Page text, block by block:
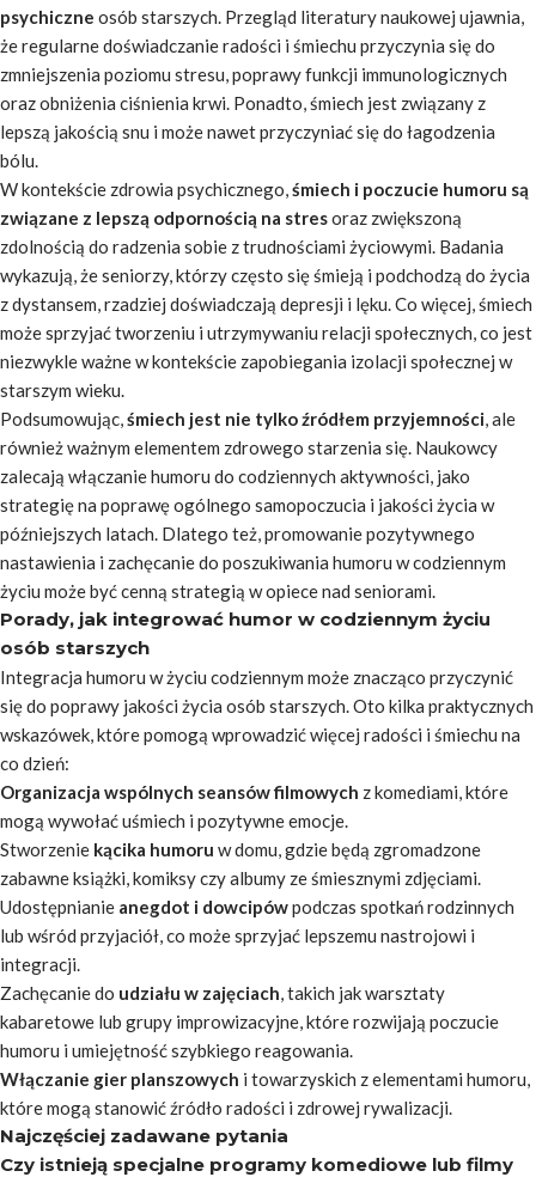
psychiczne osób starszych. Przegląd literatury naukowej ujawnia,
że regularne doświadczanie radości i śmiechu przyczynia się do
zmniejszenia poziomu stresu, poprawy funkcji immunologicznych
oraz obniżenia ciśnienia krwi. Ponadto, śmiech jest związany z
lepszą jakością snu i może nawet przyczyniać się do łagodzenia
bólu.
W kontekście zdrowia psychicznego,śmiech i poczucie humoru są
związane z lepszą odpornością na stresoraz zwiększoną
zdolnością do radzenia sobie z trudnościami życiowymi. Badania
wykazują, że seniorzy, którzy często się śmieją i podchodzą do życia
z dystansem, rzadziej doświadczają depresji i lęku. Co więcej, śmiech
może sprzyjać tworzeniu i utrzymywaniu relacji społecznych, co jest
niezwykle ważne w kontekście zapobiegania izolacji społecznej w
starszym wieku.
Podsumowując,śmiech jest nie tylko źródłem przyjemności, ale
również ważnym elementem zdrowego starzenia się. Naukowcy
zalecają włączanie humoru do codziennych aktywności, jako
strategię na poprawę ogólnego samopoczucia i jakości życia w
późniejszych latach. Dlatego też, promowanie pozytywnego
nastawienia i zachęcanie do poszukiwania humoru w codziennym
życiu może być cenną strategią w opiece nad seniorami.
Porady, jak integrować humor w codziennym życiu
osób starszych
Integracja humoru w życiu codziennym może znacząco przyczynić
się do poprawy jakości życia osób starszych. Oto kilka praktycznych
wskazówek, które pomogą wprowadzić więcej radości i śmiechu na
co dzień:
Organizacja wspólnych seansów filmowych z komediami, które
mogą wywołać uśmiech i pozytywne emocje.
Stworzenie kącika humoru w domu, gdzie będą zgromadzone
zabawne książki, komiksy czy albumy ze śmiesznymi zdjęciami.
Udostępnianie anegdot i dowcipówpodczas spotkań rodzinnych
lub wśród przyjaciół, co może sprzyjać lepszemu nastrojowi i
integracji.
Zachęcanie do udziału w zajęciach, takich jak warsztaty
kabaretowe lub grupy improwizacyjne, które rozwijają poczucie
humoru i umiejętność szybkiego reagowania.
Włączanie gier planszowych i towarzyskich z elementami humoru,
które mogą stanowić źródło radości i zdrowej rywalizacji.
Najczęściej zadawane pytania
Czy istnieją specjalne programy komediowe lub filmy